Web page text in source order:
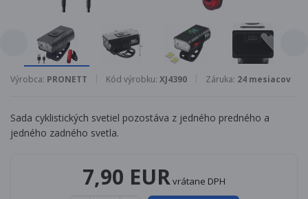
Výrobca: PRONETT Kód výrobku: XJ4390 Záruka: 24 mesiacov
Sada cyklistických svetiel pozostáva z jedného predného a
jedného zadného svetla.
7,90 EURvrátane DPH